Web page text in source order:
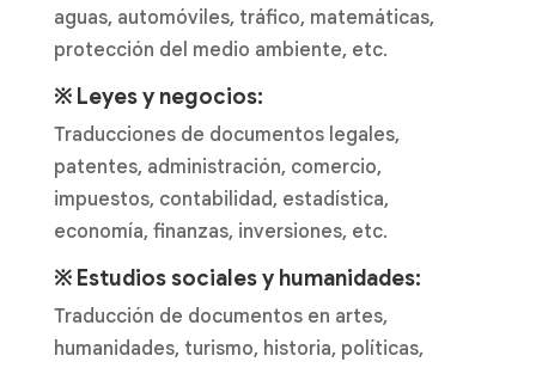
aguas, automóviles, tráfico, matemáticas,
protección del medio ambiente, etc.
※ Leyes y negocios:
Traducciones de documentos legales,
patentes, administración, comercio,
impuestos, contabilidad, estadística,
economía, finanzas, inversiones, etc.
※ Estudios sociales y humanidades:
Traducción de documentos en artes,
humanidades, turismo, historia, políticas,